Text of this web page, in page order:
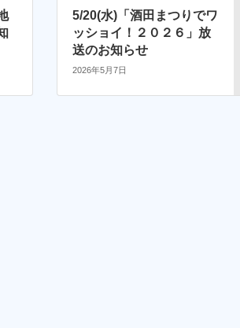
5/20(水)「酒田まつりでワ
ッショイ！２０２６」放
送のお知らせ
2026年5月7日